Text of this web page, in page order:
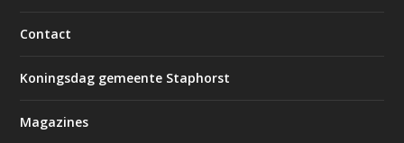
Contact
Koningsdag gemeente Staphorst
Magazines